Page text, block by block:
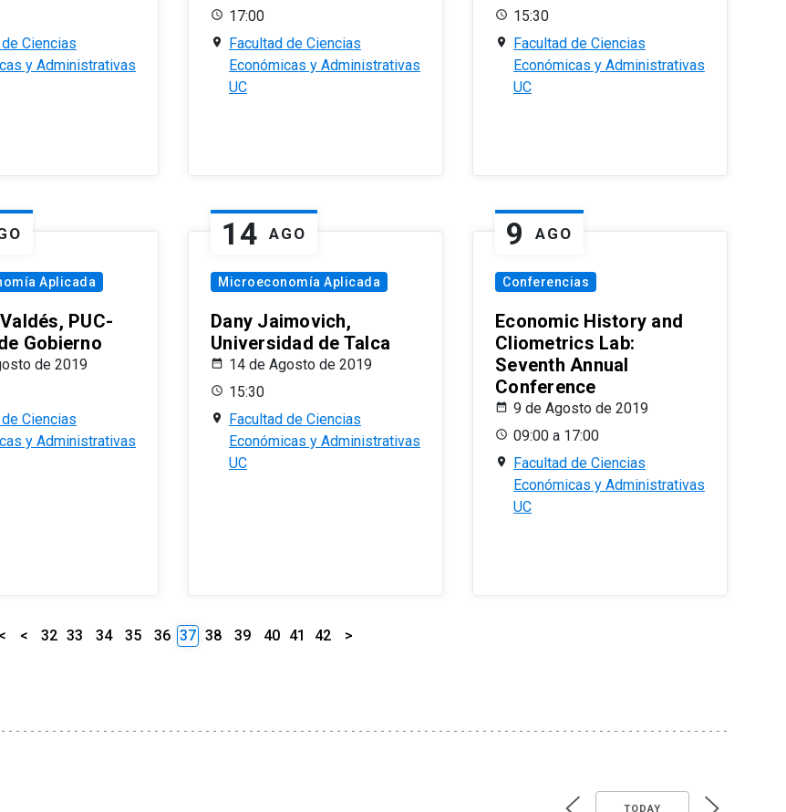
Ciencias
y Administrativas
17:00
Facultad de Ciencias
Económicas y Administrativas
UC
15:30
Facultad de Ciencias
Económicas y Administrativas
UC
Aplicada
PUC-
Gobierno
de 2019
Ciencias
y Administrativas
14 AGO
Microeconomía Aplicada
Dany Jaimovich,
Universidad de Talca
14 de Agosto de 2019
15:30
Facultad de Ciencias
Económicas y Administrativas
UC
9 AGO
Conferencias
Economic History and
Cliometrics Lab:
Seventh Annual
Conference
9 de Agosto de 2019
09:00 a 17:00
Facultad de Ciencias
Económicas y Administrativas
UC
< 32 33 34 35 36 37 38 39 40 41 42 >
TODAY